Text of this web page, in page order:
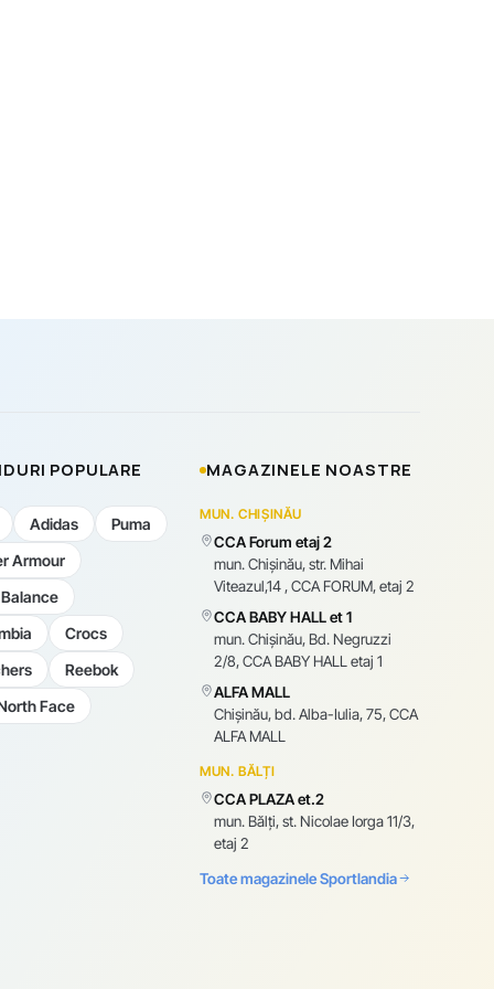
POPULARE
Adidas
Puma
Armour
Crocs
Reebok
Face
MAGAZINELE NOASTRE
MUN. CHIȘINĂU
CCA Forum etaj 2
mun. Chişinău, str. Mihai
Viteazul,14 , CCA FORUM, etaj 2
CCA BABY HALL et 1
mun. Chişinău, Bd. Negruzzi
2/8, CCA BABY HALL etaj 1
ALFA MALL
Chișinău, bd. Alba-Iulia, 75, CCA
ALFA MALL
MUN. BĂLȚI
CCA PLAZA et.2
mun. Bălți, st. Nicolae Iorga 11/3,
etaj 2
Toate magazinele Sportlandia